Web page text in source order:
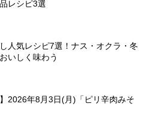
レシピ3選
人気レシピ7選！ナス・オクラ・冬
いしく味わう
】2026年8月3日(月)「ピリ辛肉みそ